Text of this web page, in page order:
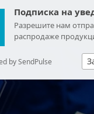
Подписка на
Разрешите нам
распродаже
by SendPulse